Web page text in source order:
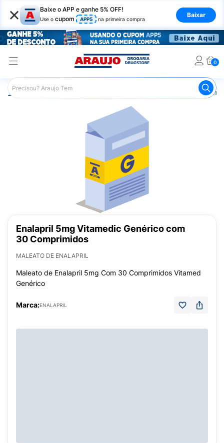
× Baixe o APP e ganhe 5% OFF!
Use o cupom APP5 na primeira compra
Baixar
0
Araujo Medicamentos
Enalapril 5mg Vitamedic Genérico com
30 Comprimidos
MALEATO DE ENALAPRIL
Maleato de Enalapril 5mg Com 30 Comprimidos Vitamed
Genérico
Marca:ENALAPRIL